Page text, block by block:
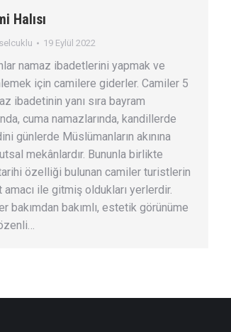
Halısı
selcuklu 19 Eylül 2022
namaz ibadetlerini yapmak ve
için camilere giderler. Camiler 5
ibadetinin yanı sıra bayram
cuma namazlarında, kandillerde
günlerde Müslümanların akınına
mekânlardır. Bununla birlikte
özelliği bulunan camiler turistlerin
ile gitmiş oldukları yerlerdir.
bakımdan bakımlı, estetik görünüme